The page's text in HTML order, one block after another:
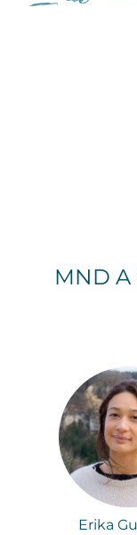
MND A
Erika